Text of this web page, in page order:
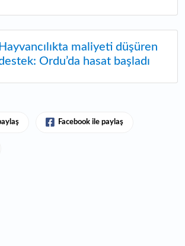
Hayvancılıkta maliyeti düşüren
Ordu’da hasat başladı
Facebook ile paylaş